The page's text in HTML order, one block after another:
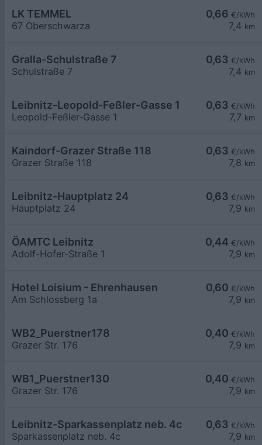
0,66 €/kWh
7,4 km
LK TEMMEL
67 Oberschwarza
0,63 €/kWh
7,4 km
Gralla-Schulstraße 7
Schulstraße 7
0,63 €/kWh
7,7 km
Leibnitz-Leopold-Feßler-Gasse 1
Leopold-Feßler-Gasse 1
0,63 €/kWh
7,8 km
Kaindorf-Grazer Straße 118
Grazer Straße 118
0,63 €/kWh
7,9 km
Leibnitz-Hauptplatz 24
Hauptplatz 24
0,44 €/kWh
7,9 km
ÖAMTC Leibnitz
Adolf-Hofer-Straße 1
0,60 €/kWh
7,9 km
Hotel Loisium - Ehrenhausen
Am Schlossberg 1a
0,40 €/kWh
7,9 km
WB2_Puerstner178
Grazer Str. 176
0,40 €/kWh
7,9 km
WB1_Puerstner130
Grazer Str. 176
0,63 €/kWh
7,9 km
Leibnitz-Sparkassenplatz neb. 4c
Sparkassenplatz neb. 4c